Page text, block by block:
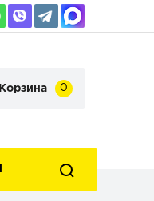
Корзина 0